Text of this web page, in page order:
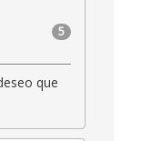
5
que